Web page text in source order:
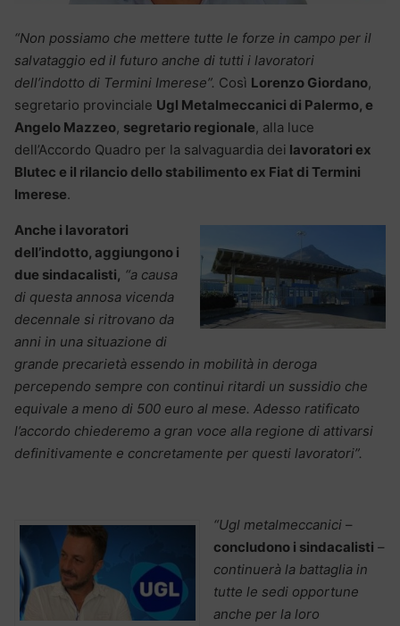
“Non possiamo che mettere tutte le forze in campo per il
salvataggio ed il futuro anche di tutti i lavoratori
dell’indotto di Termini Imerese”. Così Lorenzo Giordano,
segretario provinciale Ugl Metalmeccanici di Palermo, e
Angelo Mazzeo, segretario regionale, alla luce
dell’Accordo Quadro per la salvaguardia dei lavoratori ex
Blutec e il rilancio dello stabilimento ex Fiat di Termini
Imerese.
Anche i lavoratori
dell’indotto, aggiungono i
due sindacalisti, “a causa
di questa annosa vicenda
decennale si ritrovano da
anni in una situazione di
grande precarietà essendo in mobilità in deroga
percependo sempre con continui ritardi un sussidio che
equivale a meno di 500 euro al mese. Adesso ratificato
l’accordo chiederemo a gran voce alla regione di attivarsi
definitivamente e concretamente per questi lavoratori”.
“Ugl metalmeccanici –
concludono i sindacalisti –
continuerà la battaglia in
tutte le sedi opportune
anche per la loro